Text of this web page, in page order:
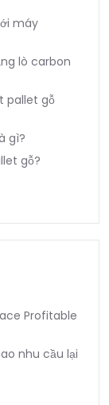
máy
lò carbon
pallet gỗ
gì?
gỗ?
Profitable
nhu cầu lại